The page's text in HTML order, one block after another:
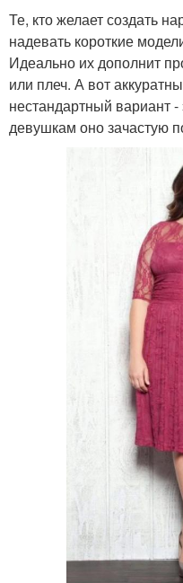
Те, кто желает создать
надевать короткие
Идеально их дополнит
или плеч. А вот
нестандартный вариант
девушкам оно зачастую